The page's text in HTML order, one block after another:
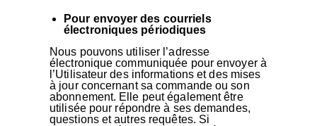
Pour envoyer des courriels
électroniques périodiques
Nous pouvons utiliser l’adresse
électronique communiquée pour envoyer à
l’Utilisateur des informations et des mises
à jour concernant sa commande ou son
abonnement. Elle peut également être
utilisée pour répondre à ses demandes,
questions et autres requêtes. Si